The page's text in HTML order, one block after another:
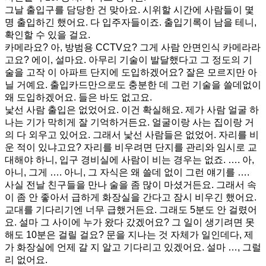
그날 출입구를 담당한 건 맞아요. 시위할 시간에 사람들이 몇
명 출입하긴 했어요. 다 입주자들이죠. 출입기록이 남을 테니,
확인할 수 있을 걸요.
카메라요? 아, 방범용 CCTV요? 그게 사람 안면인식 카메라라
고요? 에이, 설마요. 아무리 기술이 발달했다고 그 정도의 기
술을 고작 이 아파트 단지에 도입하겠어요? 잘은 모르지만 아
닐 거예요. 출입카드만으로도 충분한 데 그런 기술을 쓸데없이
왜 도입하겠어요. 들은 바도 없고요.
낯선 사람 출입은 없었어요. 이건 확실해요. 제가 사람 얼굴 하
나는 기가 막히게 잘 기억하거든요. 얼굴이랑 사는 집이랑 거
의 다 외우고 있어요. 그래서 낯선 사람들은 없었어. 자리를 비
운 적이 있냐고요? 자리를 비우려면 단지를 관리와 임시로 교
대해야 하니, 입구 경비실에 사람이 비는 경우는 없죠. …. 아,
아니, 그게 …. 아니, 그 자식은 왜 쓸데 없이 그런 얘기를 ….
사실 전날 친구들을 만나 술을 좀 많이 마셨거든요. 그래서 속
이 좀 안 좋아서 급하게 화장실을 간다고 잠시 비우긴 했어요.
교대를 기다리기엔 너무 급했거든요. 그래도 5분도 안 걸렸어
요. 설마 그 사이에 누가 왔다 갔겠어요? 그 일이 생기려면 못
해도 10분은 걸릴 걸요? 문을 지나는 것 자체가 일인데다, 제
가 화장실에 언제 갈 지 알고 기다리고 있겠어요. 설마 …, 그럴
리 없어요.